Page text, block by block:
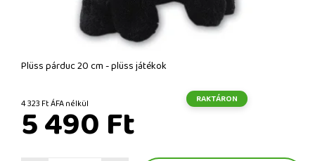
Plüss párduc 20 cm - plüss játékok
4 323 Ft ÁFA nélkül RAKTÁRON
5 490 Ft